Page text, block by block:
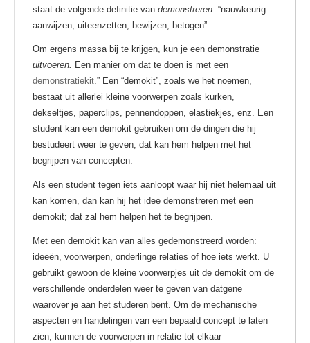
staat de volgende definitie van demonstreren: “nauwkeurig
aanwijzen, uiteenzetten, bewijzen, betogen”.
Om ergens massa bij te krijgen, kun je een demonstratie
uitvoeren. Een manier om dat te doen is met een
demonstratiekit.” Een “demokit”, zoals we het noemen,
bestaat uit allerlei kleine voorwerpen zoals kurken,
dekseltjes, paperclips, pennendoppen, elastiekjes, enz. Een
student kan een demokit gebruiken om de dingen die hij
bestudeert weer te geven; dat kan hem helpen met het
begrijpen van concepten.
Als een student tegen iets aanloopt waar hij niet helemaal uit
kan komen, dan kan hij het idee demonstreren met een
demokit; dat zal hem helpen het te begrijpen.
Met een demokit kan van alles gedemonstreerd worden:
ideeën, voorwerpen, onderlinge relaties of hoe iets werkt. U
gebruikt gewoon de kleine voorwerpjes uit de demokit om de
verschillende onderdelen weer te geven van datgene
waarover je aan het studeren bent. Om de mechanische
aspecten en handelingen van een bepaald concept te laten
zien, kunnen de voorwerpen in relatie tot elkaar